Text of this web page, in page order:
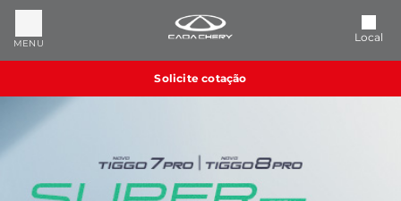
MENU Local
Solicite cotação